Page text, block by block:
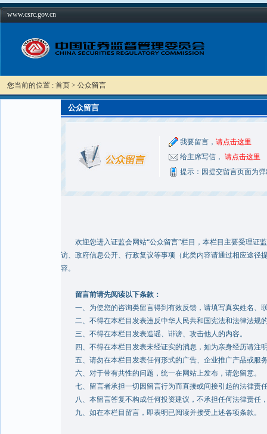
www.csrc.gov.cn
您当前的位置 : 首页 > 公众留言
公众留言
我要留言， 请点击这里
给主席写信， 请点击这里
提示：因提交留言页面为
欢迎您进入证监会网站“公众留言”栏目，本栏目主要受理证
访、政府信息公开、行政复议等事项（此类内容请通过相应途径
容。
留言前请先阅读以下条款：
一、为使您的咨询类留言得到有效反馈，请填写真实姓名、
二、不得在本栏目发表违反中华人民共和国宪法和法律法规
三、不得在本栏目发表造谣、诽谤、攻击他人的内容。
四、不得在本栏目发表未经证实的消息，如为亲身经历请注
五、请勿在本栏目发表任何形式的广告、企业推广产品或服
六、对于带有共性的问题，统一在网站上发布，请您留意。
七、留言者承担一切因留言行为而直接或间接引起的法律责
八、本留言答复不构成任何投资建议，不承担任何法律责任
九、如在本栏目留言，即表明已阅读并接受上述各项条款。